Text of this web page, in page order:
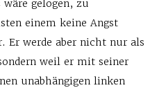
gelogen, zu
einem keine Angst
Er werde aber nicht nur als
weil er mit seiner
unabhängigen linken